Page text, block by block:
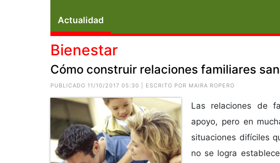
Actualidad
Bienestar
Cómo construir relaciones familiares
PUBLICADO 11/10/2017 05:30 | ESCRITO POR MAIRA ROPERO
Las relaciones de
apoyo, pero en
situaciones difíciles
no se logra